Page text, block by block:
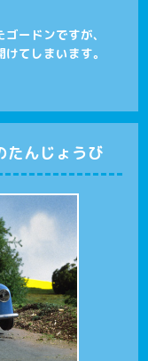
ードンですが、
てしまいます。
たんじょうび